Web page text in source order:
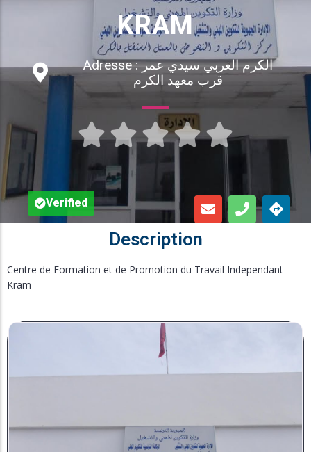
Inscription en Ligne
Foire aux Questions
KRAM
Adresse : الكرم الغربي سيدي عمر
قرب معهد الكرم
 
Verified
Description
Centre de Formation et de Promotion du Travail Independant
Kram